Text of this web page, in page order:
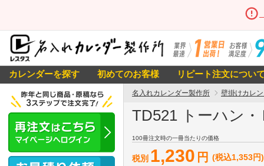
カレンダーを探す 初めてのお客様 リピート注文につい
名入れカレンダー製作所 壁掛けカレ
TD521 トーハン
100冊注文時の一冊当たりの価格
税別 1,230 円 (税込1,353円)